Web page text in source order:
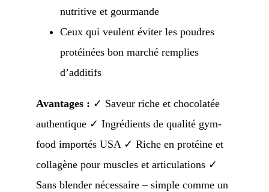
nutritive et gourmande
Ceux qui veulent éviter les poudres
protéinées bon marché remplies
d’additifs
Avantages : ✓ Saveur riche et chocolatée
authentique ✓ Ingrédients de qualité gym-
food importés USA ✓ Riche en protéine et
collagène pour muscles et articulations ✓
Sans blender nécessaire – simple comme un